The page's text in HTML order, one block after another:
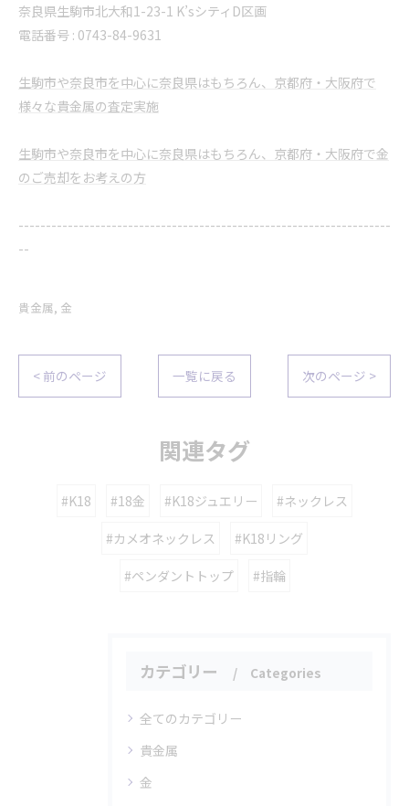
奈良県生駒市北大和1-23-1 K’sシティD区画
電話番号 : 0743-84-9631
生駒市や奈良市を中心に奈良県はもちろん、京都府・大阪府で
様々な貴金属の査定実施
生駒市や奈良市を中心に奈良県はもちろん、京都府・大阪府で金
のご売却をお考えの方
--------------------------------------------------------------------
--
貴金属 金
< 前のページ 一覧に戻る 次のページ >
関連タグ
#K18 #18金 #K18ジュエリー #ネックレス
#カメオネックレス #K18リング
#ペンダントトップ #指輪
カテゴリー Categories
全てのカテゴリー
貴金属
金